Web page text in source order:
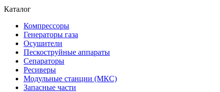
Каталог
Компрессоры
Генераторы газа
Осушители
Пескоструйные аппараты
Сепараторы
Ресиверы
Модульные станции (МКС)
Запасные части